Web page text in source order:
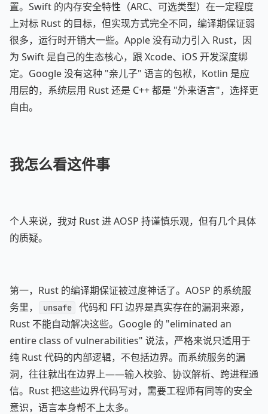
置。Swift 的内存安全特性（ARC、可选类型）在一定程度
上对标 Rust 的目标，但实现方式完全不同，编译期保证弱
很多，运行时开销大一些。Apple 没有动力引入 Rust，因
为 Swift 是自己的生态核心，跟 Xcode、iOS 开发深度绑
定。Google 没有这种 "亲儿子" 语言的包袱，Kotlin 是应
用层的，系统层用 Rust 还是 C++ 都是 "外来语言"，选择更
自由。
我怎么看这件事
个人来说，我对 Rust 进 AOSP 持谨慎乐观，但有几个具体
的质疑。
第一，Rust 的编译期保证被过度神话了。AOSP 的系统服
务里，
unsafe
代码和 FFI 边界是真实存在的漏洞来源，
Rust 不能自动解决这些。Google 的 "eliminated an
entire class of vulnerabilities" 说法，严格来说只适用于
纯 Rust 代码的内部逻辑，不包括边界。而系统服务的漏
洞，往往就出在边界上——输入校验、协议解析、跨进程通
信。Rust 把这些边界代码写对，需要工程师有同等的安全
意识，语言本身帮不上太多。